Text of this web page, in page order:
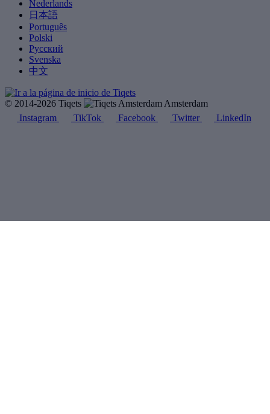
Nederlands
日本語
Português
Polski
Русский
Svenska
中文
© 2014-2026 Tiqets
Amsterdam
Instagram
TikTok Facebook Twitter LinkedIn